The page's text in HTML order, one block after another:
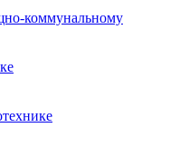
коммунальному